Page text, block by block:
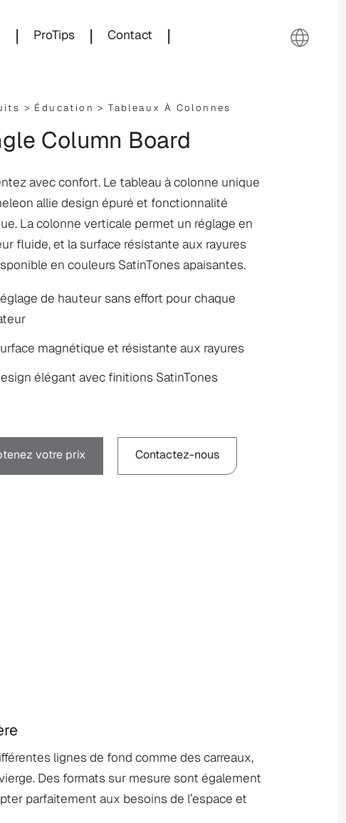
| ProTips | Contact |
> Éducation >Tableaux À Colonnes
Column Board
avec confort. Le tableau à colonne unique
allie design épuré et fonctionnalité
La colonne verticale permet un réglage en
fluide, et la surface résistante aux rayures
en couleurs SatinTones apaisantes.
de hauteur sans effort pour chaque
magnétique et résistante aux rayures
élégant avec finitions SatinTones
votre prix Contactez-nous
lignes de fond comme des carreaux,
Des formats sur mesure sont également
parfaitement aux besoins de l’espace et